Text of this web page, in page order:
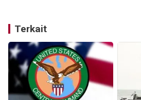
Terkait